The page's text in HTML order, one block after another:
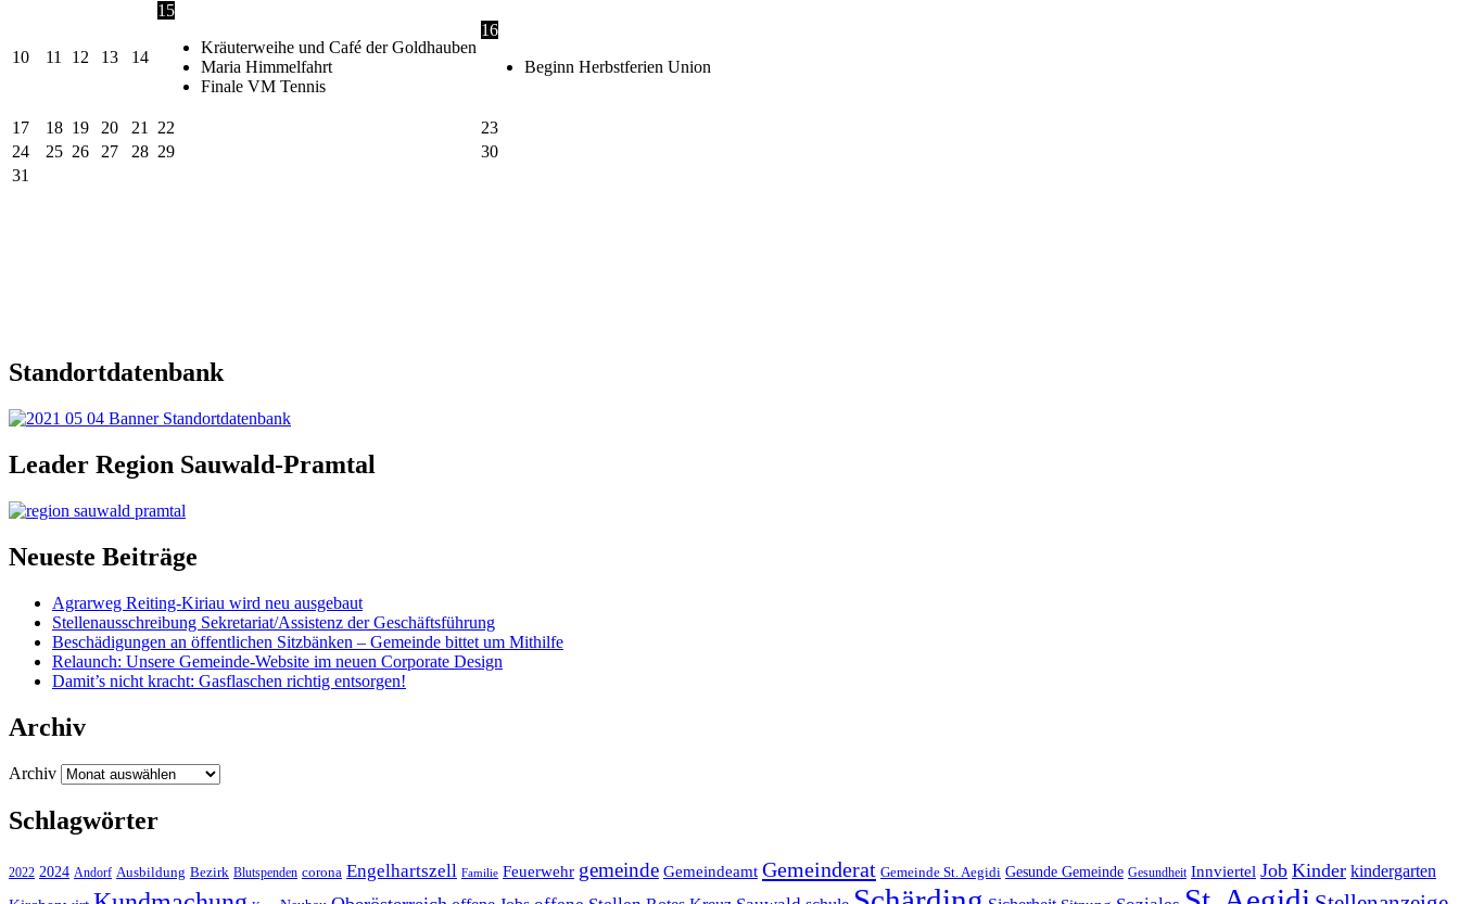
10 11 12 13 14
15
Kräuterweihe und Café der Goldhauben
Maria Himmelfahrt
Finale VM Tennis
16
Beginn Herbstferien Union
17 18 19 20 21 22
23
24
25 26 27 28 29
30
31
Standortdatenbank
Leader Region Sauwald-Pramtal
Neueste Beiträge
Agrarweg Reiting-Kiriau wird neu ausgebaut
Stellenausschreibung Sekretariat/Assistenz der Geschäftsführung
Beschädigungen an öffentlichen Sitzbänken – Gemeinde bittet um Mithilfe
Relaunch: Unsere Gemeinde-Website im neuen Corporate Design
Damit’s nicht kracht: Gasflaschen richtig entsorgen!
Archiv
Archiv
Schlagwörter
2022 2024 Andorf Ausbildung Bezirk Blutspenden corona Engelhartszell Familie Feuerwehr gemeinde Gemeindeamt Gemeinderat Gemeinde St. Aegidi Gesunde Gemeinde Gesundheit Innviertel Job Kinder kindergarten